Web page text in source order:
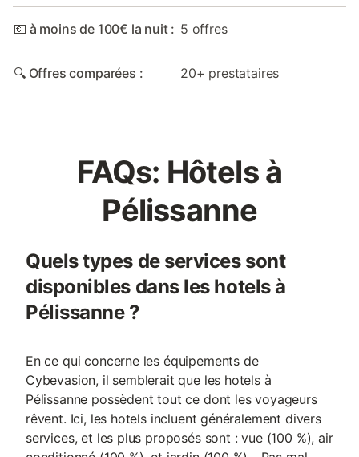
💶 à moins de 100€ la nuit : 5 offres
🔍 Offres comparées : 20+ prestataires
FAQs: Hôtels à
Pélissanne
Quels types de services sont
disponibles dans les hotels à
Pélissanne ?
En ce qui concerne les équipements de
Cybevasion, il semblerait que les hotels à
Pélissanne possèdent tout ce dont les voyageurs
rêvent. Ici, les hotels incluent généralement divers
services, et les plus proposés sont : vue (100 %), air